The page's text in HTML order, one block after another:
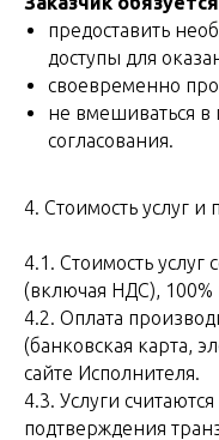
предоставить
доступы для
своевременно
не вмешиваться в
согласования.
4. Стоимость услуг и
4.1. Стоимость услуг
(включая НДС), 100%
4.2. Оплата
(банковская карта,
сайте Исполнителя.
4.3. Услуги
подтверждения